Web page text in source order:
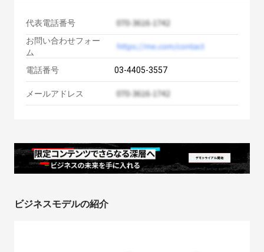
代表電話番号
お問い合わせフォー
ム
電話番号
03-4405-3557
メールアドレス
ビジネスモデルの紹介